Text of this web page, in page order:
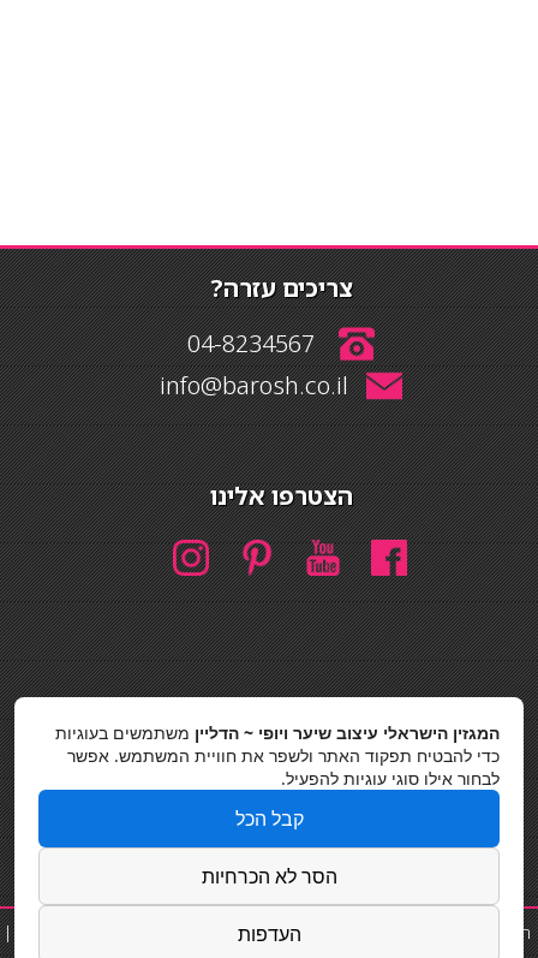
צריכים עזרה?
04-8234567
info@barosh.co.il
הצטרפו אלינו
חיפוש
חיפוש
כסאות בר
מדיניות פרטיות
תוספת שיער תוספות שיער
|
המגזין הישראלי עיצוב שיער ויופי ~ הדליין משתמשים בעוגיות
כדי להבטיח תפקוד האתר ולשפר את חוויית המשתמש. אפשר
לבחור אילו סוגי עוגיות להפעיל.
קבל הכל
הסר לא הכרחיות
העדפות